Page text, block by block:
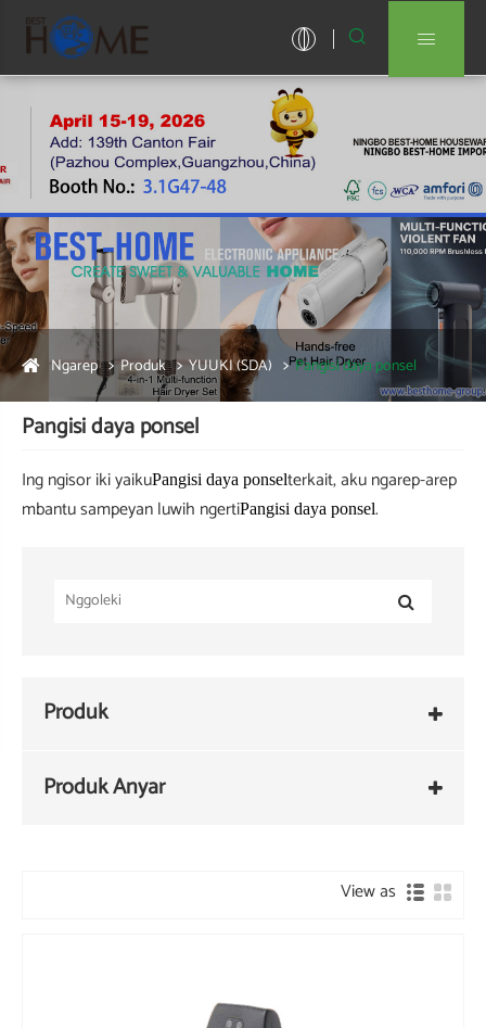
 
Ngarep Produk YUUKI (SDA) Pangisi daya ponsel
Pangisi daya ponsel
Ing ngisor iki yaikuPangisi daya ponselterkait, aku ngarep-arep
mbantu sampeyan luwih ngertiPangisi daya ponsel.
Produk
Produk Anyar
View as